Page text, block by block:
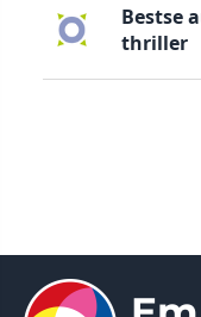
Bestse
thriller